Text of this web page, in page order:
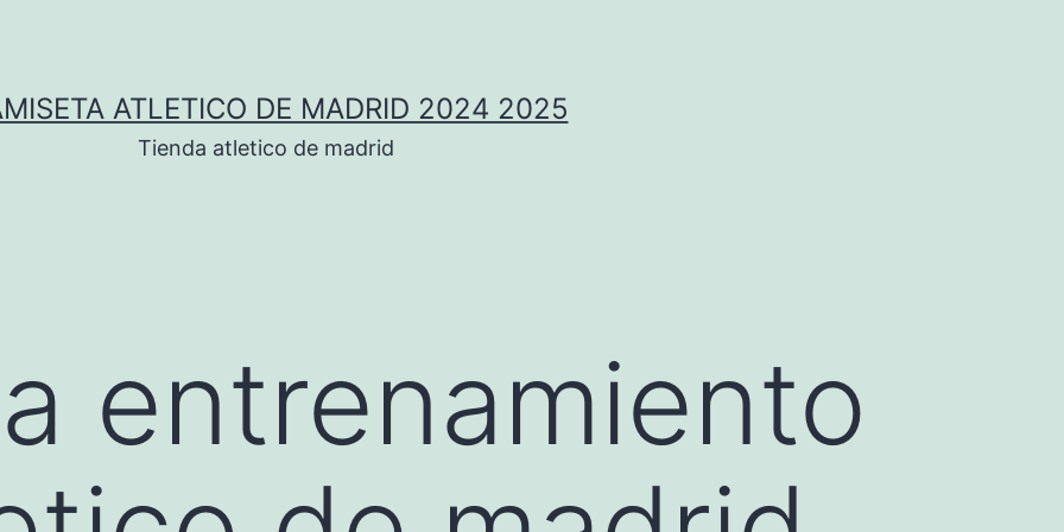
ATLETICO DE MADRID 2024 2025
Tienda atletico de madrid
entrenamiento